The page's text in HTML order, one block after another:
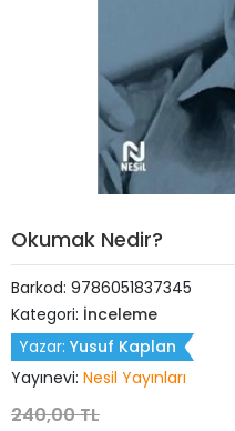
Okumak Nedir?
Barkod: 9786051837345
Kategori: İnceleme
Yazar: Yusuf Kaplan
Yayınevi: Nesil Yayınları
240,00 TL